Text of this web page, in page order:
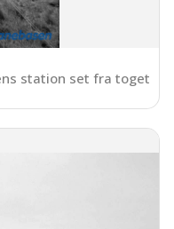
station set fra toget